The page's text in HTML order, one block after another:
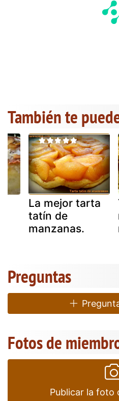
También te
La mejor tarta
tatín de
manzanas.
Preguntas
Fotos de
Publicar la foto